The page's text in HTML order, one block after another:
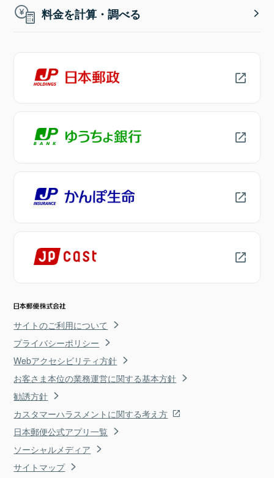
料金を計算・調べる
サイトのご利用について
プライバシーポリシー
Webアクセシビリティ方針
お客さま本位の業務運営に関する基本方針
勧誘方針
カスタマーハラスメントに関する考え方
日本郵便公式アプリ一覧
ソーシャルメディア
サイトマップ